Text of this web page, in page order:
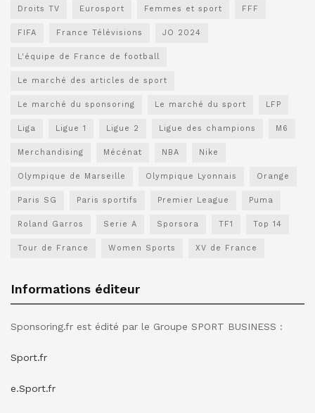
Droits TV Eurosport Femmes et sport FFF
FIFA France Télévisions JO 2024
L'équipe de France de football
Le marché des articles de sport
Le marché du sponsoring Le marché du sport LFP
Liga Ligue 1 Ligue 2 Ligue des champions M6
Merchandising Mécénat NBA Nike
Olympique de Marseille Olympique Lyonnais Orange
Paris SG Paris sportifs Premier League Puma
Roland Garros Serie A Sporsora TF1 Top 14
Tour de France Women Sports XV de France
Informations éditeur
Sponsoring.fr est édité par le Groupe SPORT BUSINESS :
Sport.fr
e.Sport.fr